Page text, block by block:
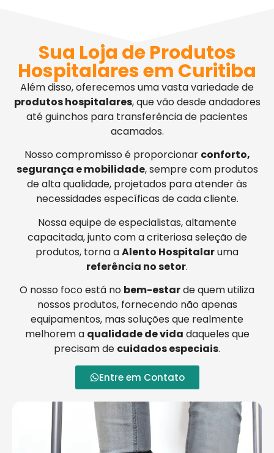
Sua Loja de Produtos
Hospitalares em Curitiba
Além disso, oferecemos uma vasta variedade de
produtos hospitalares, que vão desde andadores
até guinchos para transferência de pacientes
acamados.
Nosso compromisso é proporcionar conforto,
segurança e mobilidade, sempre com produtos
de alta qualidade, projetados para atender às
necessidades específicas de cada cliente.
Nossa equipe de especialistas, altamente
capacitada, junto com a criteriosa seleção de
produtos, torna aAlento Hospitalaruma
referência no setor.
O nosso foco está no bem-estarde quem utiliza
nossos produtos, fornecendo não apenas
equipamentos, mas soluções que realmente
melhorem a qualidade de vida daqueles que
precisam de cuidados especiais.
Entre em Contato